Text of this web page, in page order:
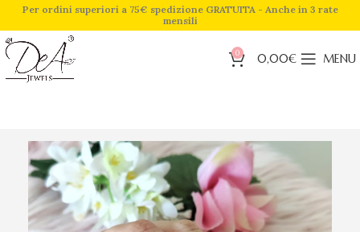
Per ordini superiori a 75€ spedizione GRATUITA - Anche in 3 rate
mensili
0 0,00€ MENU